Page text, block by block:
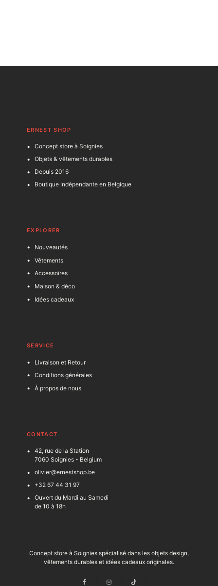
ERNEST SHOP
Concept store à Soignies
Objets & vêtements durables
Depuis 2016
Boutique indépendante en Belgique
EXPLORER
Nouveautés
Vêtements
Accessoires
Maison & déco
Idées cadeaux
SERVICE
Livraison et Retour
Conditions générales
À propos de nous
CONTACT
42, rue de la Station
7060 Soignies - Belgium
olivier@ernestshop.be
+32 67 44 31 97
Ouvert du Mardi au Samedi
de 10 à 18h
Concept store à Soignies spécialisé dans les objets design,
vêtements durables et idées cadeaux originales.